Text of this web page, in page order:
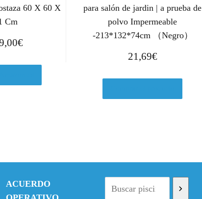
60 X 60 X
Cm
€
para salón de jardin | a prueba de
polvo Impermeable
-213*132*74cm （Negro）
21,69€
ACUERDO